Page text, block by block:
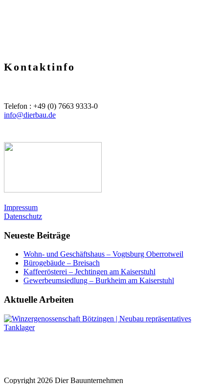
Kontaktinfo
Telefon : +49 (0) 7663 9333-0
info@dierbau.de
Impressum
Datenschutz
Neueste Beiträge
Wohn- und Geschäftshaus – Vogtsburg Oberrotweil
Bürogebäude – Breisach
Kaffeerösterei – Jechtingen am Kaiserstuhl
Gewerbeumsiedlung – Burkheim am Kaiserstuhl
Aktuelle Arbeiten
Copyright 2026 Dier Bauunternehmen